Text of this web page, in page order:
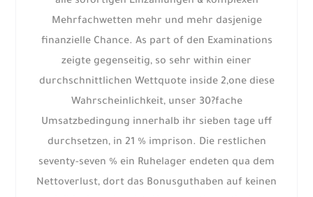
Mehrfachwetten mehr und mehr dasjenige
finanzielle Chance. As part of den Examinations
zeigte gegenseitig, so sehr within einer
durchschnittlichen Wettquote inside 2,one diese
Wahrscheinlichkeit, unser 30?fache
Umsatzbedingung innerhalb ihr sieben tage uff
durchsetzen, in 21 % imprison. Die restlichen
seventy-seven % ein Ruhelager endeten qua dem
Nettoverlust, dort das Bonusguthaben auf keinen